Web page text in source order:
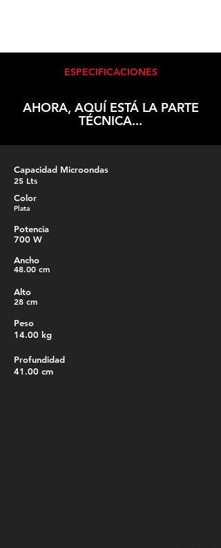
ESPECIFICACIONES
AHORA, AQUÍ ESTÁ LA PARTE
TÉCNICA...
Capacidad Microondas
25 Lts
Color
Plata
Potencia
700 W
Ancho
48.00 cm
Alto
28 cm
Peso
14.00 kg
Profundidad
41.00 cm